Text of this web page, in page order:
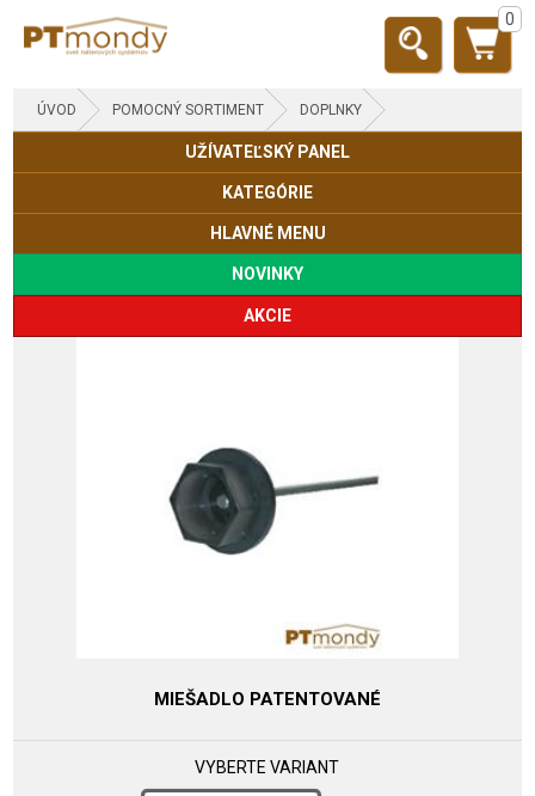
0
ÚVOD POMOCNÝ SORTIMENT DOPLNKY
UŽÍVATEĽSKÝ PANEL
KATEGÓRIE
HLAVNÉ MENU
NOVINKY
AKCIE
MIEŠADLO PATENTOVANÉ
VYBERTE VARIANT